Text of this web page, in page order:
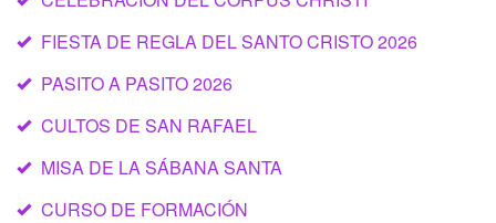
FIESTA DE REGLA DEL SANTO CRISTO 2026
PASITO A PASITO 2026
CULTOS DE SAN RAFAEL
MISA DE LA SÁBANA SANTA
CURSO DE FORMACIÓN